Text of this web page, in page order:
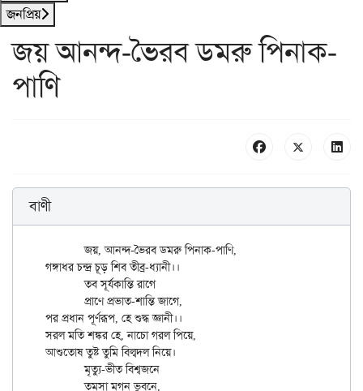
জনপ্রিয়
জয় আনন্দ-ভৈরব ডমরু পিনাক-
পাণি
বাণী
	জয়, আনন্দ-ভৈরব ডমরু পিনাক-পাণি,
গঙ্গাধর চন্দ্র চূড় শিব তীব্র-ধ্যানী।।
	তব সূর্যকান্তি রাগে
পর প্রধান পূর্ণরূপ, হে শুদ্ধ জ্ঞানী।।
সরল মতি শঙ্কর হে, নাচো গরল পিয়ে,
আশুতোষ তুষ্ট তুমি বিল্বদল নিয়ে।
	মৃত্যু-ভীত বিশ্বজনে
	তমসা মগন ভুবনে,